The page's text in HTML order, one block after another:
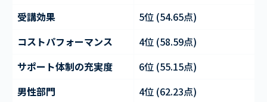
受講効果
5位 (54.65点)
コストパフォーマンス
4位 (58.59点)
サポート体制の充実度
6位 (55.15点)
男性部門
4位 (62.23点)